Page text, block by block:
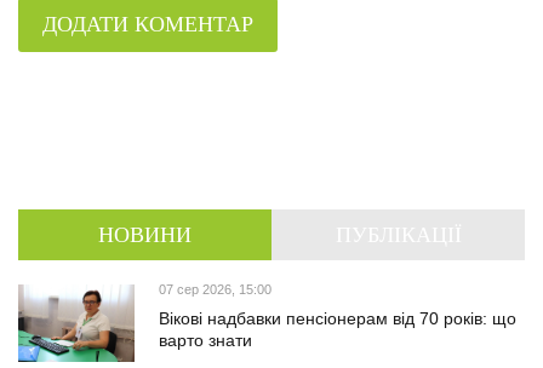
ДОДАТИ КОМЕНТАР
НОВИНИ
07 сер 2026, 15:00
Вікові надбавки пенсіонерам від 70 років: що
варто знати